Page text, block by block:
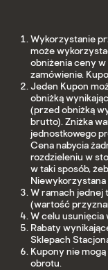
Wykorzystanie
może
obniżenia ceny w
zamówienie.
Jeden Kupon
obniżką
(przed obniżką
brutto). Zniżka
jednostkowego
Cena nabycia
rozdzieleniu w
w taki sposób,
Niewykorzystana
W ramach jednej
(wartość
W celu usunięcia
Rabaty
Sklepach
Kupony nie
obrotu.